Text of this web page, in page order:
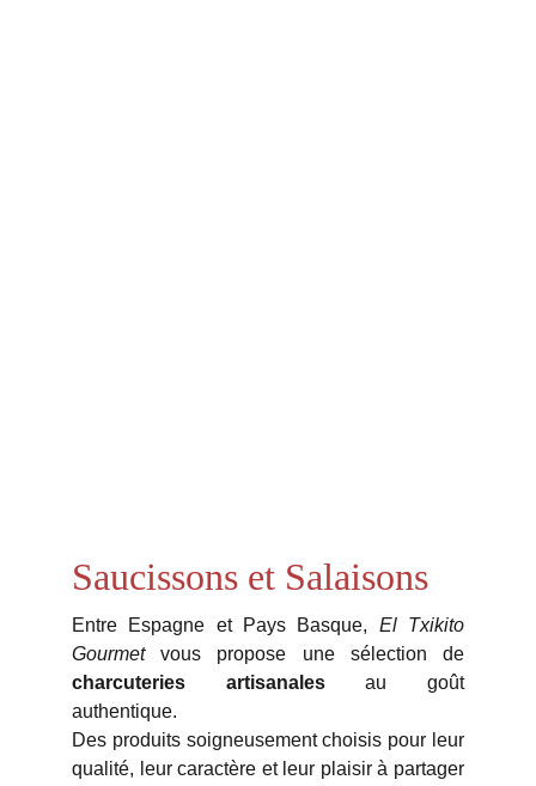
Saucissons et Salaisons
Entre Espagne et Pays Basque, El Txikito
Gourmetvous propose une sélection de
charcuteries artisanalesau goût
authentique.
Des produits soigneusement choisis pour leur
qualité, leur caractère et leur plaisir à partager